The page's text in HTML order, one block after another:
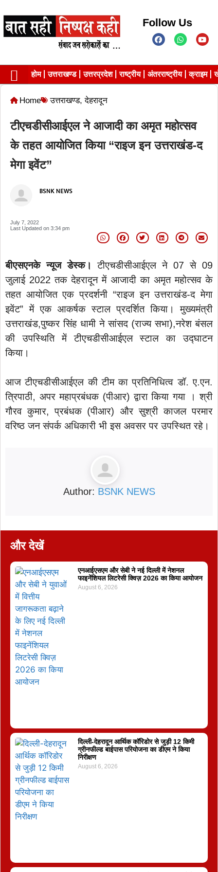
Follow Us
होम उत्तराखण्ड उत्तरप्रदेश राष्ट्रीय अंतरराष्ट्रीय क्राइम
Home उत्तराखण्ड,देहरादून
टीएचडीसीआईएल ने आजादी का अमृत महोत्सव
के तहत आयोजित किया “राइज इन उत्तराखंड-द
मेगा इवेंट”
BSNK NEWS
July 7, 2022
Last Updated on 3:34 pm
बीएसएनके न्यूज डेस्क।
टीएचडीसीआईएल ने 07 से 09
जुलाई 2022 तक देहरादून में आजादी का अमृत महोत्सव के
तहत आयोजित एक प्रदर्शनी “राइज इन उत्तराखंड-द मेगा
इवेंट” में एक आकर्षक स्टाल प्रदर्शित किया। मुख्यमंत्री
उत्तराखंड,पुष्कर सिंह धामी ने सांसद (राज्य सभा),नरेश बंसल
की उपस्थिति में टीएचडीसीआईएल स्टाल का उद्घाटन
किया।
आज टीएचडीसीआईएल की टीम का प्रतिनिधित्व डॉ. ए.एन.
त्रिपाठी, अपर महाप्रबंधक (पीआर) द्वारा किया गया । श्री
गौरव कुमार, प्रबंधक (पीआर) और सुश्री काजल परमार
वरिष्ठ जन संपर्क अधिकारी भी इस अवसर पर उपस्थित रहे।
Author: BSNK NEWS
और देखें
एनआईएसएम और सेबी ने नई दिल्ली में नेशनल
फाइनेंशियल लिटरेसी क्विज़ 2026 का किया आयोजन
August 6, 2026
दिल्ली-देहरादून आर्थिक कॉरिडोर से जुड़ी 12 किमी
ग्रीनफील्ड बाईपास परियोजना का डीएम ने किया
निरीक्षण
August 6, 2026